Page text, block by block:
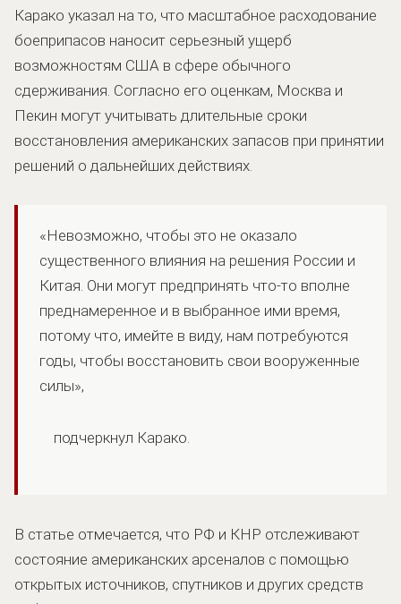
Карако указал на то, что масштабное расходование
боеприпасов наносит серьезный ущерб
возможностям США в сфере обычного
сдерживания. Согласно его оценкам, Москва и
Пекин могут учитывать длительные сроки
восстановления американских запасов при принятии
решений о дальнейших действиях.
«Невозможно, чтобы это не оказало
существенного влияния на решения России и
Китая. Они могут предпринять что-то вполне
преднамеренное и в выбранное ими время,
потому что, имейте в виду, нам потребуются
годы, чтобы восстановить свои вооруженные
силы»,
подчеркнул Карако.
В статье отмечается, что РФ и КНР отслеживают
состояние американских арсеналов с помощью
открытых источников, спутников и других средств